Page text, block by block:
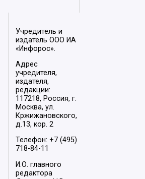
Учредитель и
издатель ООО ИА
«Инфорос».
Адрес
учредителя,
издателя,
редакции:
117218, Россия, г.
Москва, ул.
Кржижановского,
д.13, кор. 2
Телефон: +7 (495)
718-84-11
И.О. главного
редактора